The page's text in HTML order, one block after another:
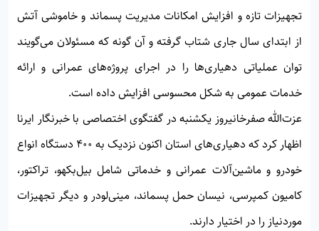
تجهیزات تازه و افزایش امکانات مدیریت پسماند و خاموشی آتش
از ابتدای سال جاری شتاب گرفته و آن گونه که مسئولان می‌گویند
توان عملیاتی دهیاری‌ها را در اجرای پروژه‌های عمرانی و ارائه
خدمات عمومی به شکل محسوسی افزایش داده است.
عزت‌الله صفرخانیروز یکشنبه در گفتگوی اختصاصی با خبرنگار ایرنا
اظهار کرد که دهیاری‌های استان اکنون نزدیک به ۴۰۰ دستگاه انواع
خودرو و ماشین‌آلات عمرانی و خدماتی شامل بیل‌بکهو، تراکتور،
کامیون کمپرسی، نیسان حمل پسماند، مینی‌لودر و دیگر تجهیزات
موردنیاز را در اختیار دارند.